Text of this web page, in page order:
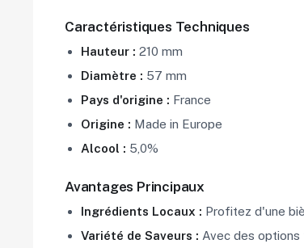
Caractéristiques Techniques
Hauteur : 210 mm
Diamètre : 57 mm
Pays d'origine : France
Origine : Made in Europe
Alcool : 5,0%
Avantages Principaux
Ingrédients Locaux : Profitez d'une
Variété de Saveurs : Avec des options